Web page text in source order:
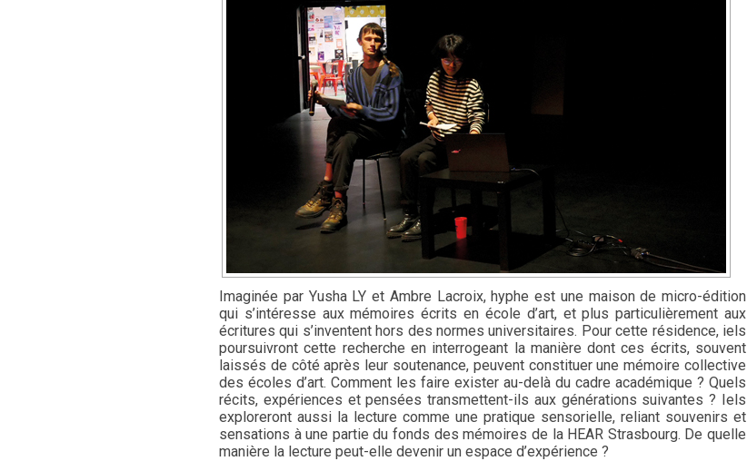
Imaginée par Yusha LY et Ambre Lacroix, hyphe est une maison de micro-édition
qui s’intéresse aux mémoires écrits en école d’art, et plus particulièrement aux
écritures qui s’inventent hors des normes universitaires. Pour cette résidence, iels
poursuivront cette recherche en interrogeant la manière dont ces écrits, souvent
laissés de côté après leur soutenance, peuvent constituer une mémoire collective
des écoles d’art. Comment les faire exister au-delà du cadre académique ? Quels
récits, expériences et pensées transmettent-ils aux générations suivantes ? Iels
exploreront aussi la lecture comme une pratique sensorielle, reliant souvenirs et
sensations à une partie du fonds des mémoires de la HEAR Strasbourg. De quelle
manière la lecture peut-elle devenir un espace d’expérience ?